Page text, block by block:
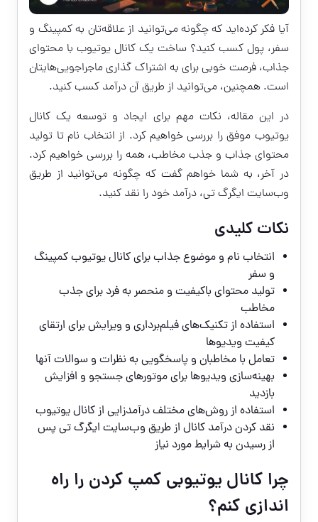
آیا فکر کرده‌اید که چگونه می‌توانید از علاقه‌تان به کمپینگ و
سفر، پول کسب کنید؟ ساخت یک کانال یوتیوب با محتوای
جذاب، فرصت خوبی برای به اشتراک گذاری ماجراجویی‌هایتان
است. همچنین، می‌توانید از طریق آن درآمد کسب کنید.
در این مقاله، نکات مهم برای ایجاد و توسعه یک کانال
یوتیوب موفق را بررسی خواهیم کرد. از انتخاب نام تا تولید
محتوای جذاب و جذب مخاطب، همه را بررسی خواهیم کرد.
در آخر، به شما خواهم گفت که چگونه می‌توانید از طریق
وب‌سایت ایگرگ تی، درآمد خود را نقد کنید.
نکات کلیدی
انتخاب نام و موضوع جذاب برای کانال یوتیوب کمپینگ
و سفر
تولید محتوای باکیفیت و منحصر به فرد برای جذب
مخاطب
استفاده از تکنیک‌های فیلم‌برداری و ویرایش برای ارتقای
کیفیت ویدیوها
تعامل با مخاطبان و پاسخگویی به نظرات و سوالات آنها
بهینه‌سازی ویدیوها برای موتورهای جستجو و افزایش
بازدید
استفاده از روش‌های مختلف درآمدزایی از کانال یوتیوب
نقد کردن درآمد کانال از طریق وب‌سایت ایگرگ تی پس
از رسیدن به شرایط مورد نیاز
چرا کانال یوتیوبی کمپ کردن را راه
اندازی کنم؟